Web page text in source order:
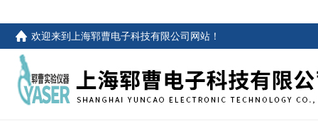
欢迎来到 上海郓曹电子科技有限公司网站 ！